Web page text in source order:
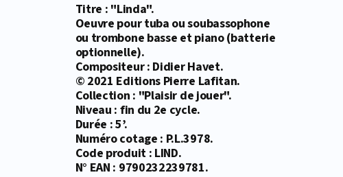
Titre : "Linda".
Oeuvre pour tuba ou soubassophone
ou trombone basse et piano (batterie
optionnelle).
Compositeur : Didier Havet.
© 2021 Editions Pierre Lafitan.
Collection : "Plaisir de jouer".
Niveau : fin du 2e cycle.
Durée : 5’.
Numéro cotage : P.L.3978.
Code produit : LIND.
N° EAN : 9790232239781.